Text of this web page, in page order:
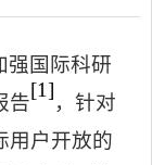
强国际科研
告
[1]
，针对
用户开放的